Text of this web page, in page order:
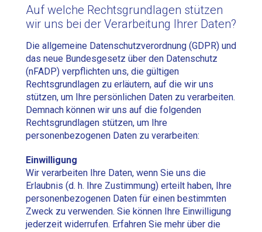
Auf welche Rechtsgrundlagen stützen
wir uns bei der Verarbeitung Ihrer Daten?
Die allgemeine Datenschutzverordnung (GDPR) und
das neue Bundesgesetz über den Datenschutz
(nFADP) verpflichten uns, die gültigen
Rechtsgrundlagen zu erläutern, auf die wir uns
stützen, um Ihre persönlichen Daten zu verarbeiten.
Demnach können wir uns auf die folgenden
Rechtsgrundlagen stützen, um Ihre
personenbezogenen Daten zu verarbeiten:
Einwilligung
Wir verarbeiten Ihre Daten, wenn Sie uns die
Erlaubnis (d. h. Ihre Zustimmung) erteilt haben, Ihre
personenbezogenen Daten für einen bestimmten
Zweck zu verwenden. Sie können Ihre Einwilligung
jederzeit widerrufen. Erfahren Sie mehr über die